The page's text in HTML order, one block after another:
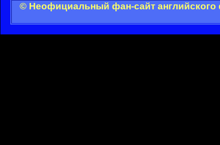
© Неофициальный фан-сайт английского